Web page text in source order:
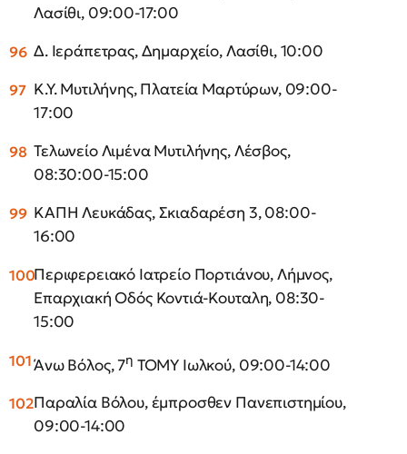
Λασίθι, 09:00-17:00
Δ. Ιεράπετρας, Δημαρχείο, Λασίθι, 10:00
Κ.Υ. Μυτιλήνης, Πλατεία Μαρτύρων, 09:00-
17:00
Τελωνείο Λιμένα Μυτιλήνης, Λέσβος,
08:30:00-15:00
ΚΑΠΗ Λευκάδας, Σκιαδαρέση 3, 08:00-
16:00
Περιφερειακό Ιατρείο Πορτιάνου, Λήμνος,
Επαρχιακή Οδός Κοντιά-Κουταλη, 08:30-
15:00
Άνω Βόλος, 7η ΤΟΜΥ Ιωλκού, 09:00-14:00
Παραλία Βόλου, έμπροσθεν Πανεπιστημίου,
09:00-14:00